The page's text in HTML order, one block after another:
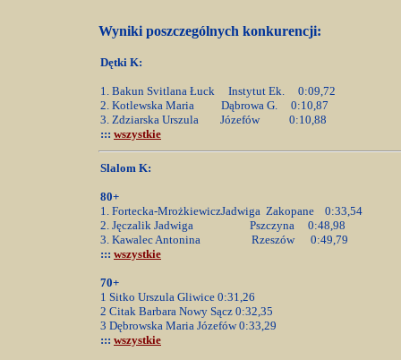
Wyniki poszczególnych konkurencji:
Dętki K:
1. Bakun Svitlana Łuck Instytut Ek. 0:09,72
2. Kotlewska Maria Dąbrowa G. 0:10,87
3. Zdziarska Urszula Józefów 0:10,88
::: wszystkie
Slalom K:
80+
1. Fortecka-MrożkiewiczJadwiga Zakopane 0:33,54
2. Jęczalik Jadwiga Pszczyna 0:48,98
3. Kawalec Antonina Rzeszów 0:49,79
::: wszystkie
70+
1 Sitko Urszula Gliwice 0:31,26
2 Citak Barbara Nowy Sącz 0:32,35
3 Dębrowska Maria Józefów 0:33,29
::: wszystkie